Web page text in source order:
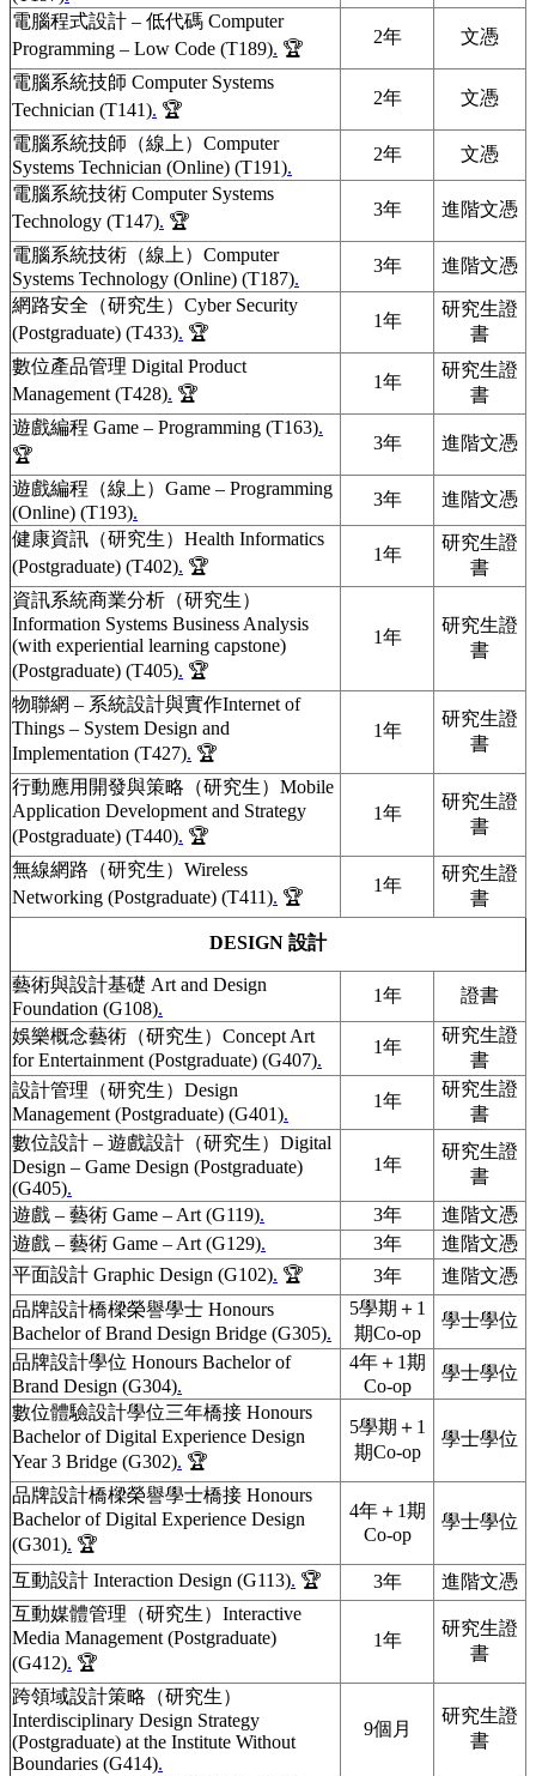
電腦程式設計 – 低代碼 Computer
Programming – Low Code (T189). 🏆
2年 文憑
電腦系統技師 Computer Systems
Technician (T141). 🏆
2年 文憑
電腦系統技師（線上）Computer
Systems Technician (Online) (T191).
2年
文憑
電腦系統技術 Computer Systems
Technology (T147). 🏆
3年 進階文憑
電腦系統技術（線上）Computer
Systems Technology (Online) (T187).
3年
進階文憑
網路安全（研究生）Cyber Security
(Postgraduate) (T433). 🏆
1年
研究生證
書
數位產品管理 Digital Product
Management (T428). 🏆
1年
研究生證
書
遊戲編程 Game – Programming (T163).
🏆
3年 進階文憑
遊戲編程（線上）Game – Programming
(Online) (T193).
3年
進階文憑
健康資訊（研究生）Health Informatics
(Postgraduate) (T402). 🏆
1年
研究生證
書
資訊系統商業分析（研究生）
Information Systems Business Analysis
(with experiential learning capstone)
(Postgraduate) (T405). 🏆
1年
研究生證
書
物聯網 – 系統設計與實作Internet of
Things – System Design and
Implementation (T427). 🏆
1年
研究生證
書
行動應用開發與策略（研究生）Mobile
Application Development and Strategy
(Postgraduate) (T440). 🏆
1年
研究生證
書
無線網路（研究生）Wireless
Networking (Postgraduate) (T411). 🏆
1年
研究生證
書
DESIGN 設計
藝術與設計基礎 Art and Design
Foundation (G108).
1年
證書
娛樂概念藝術（研究生）Concept Art
for Entertainment (Postgraduate) (G407).
1年
研究生證
書
設計管理（研究生）Design
Management (Postgraduate) (G401).
1年
研究生證
書
數位設計 – 遊戲設計（研究生）Digital
Design – Game Design (Postgraduate)
(G405).
1年
研究生證
書
遊戲 – 藝術 Game – Art (G119). 3年
進階文憑
遊戲 – 藝術 Game – Art (G129). 3年
進階文憑
平面設計 Graphic Design (G102). 🏆 3年
進階文憑
品牌設計橋樑榮譽學士 Honours
Bachelor of Brand Design Bridge (G305).
5學期＋1
期Co-op
學士學位
品牌設計學位 Honours Bachelor of
Brand Design (G304).
4年＋1期
Co-op
學士學位
數位體驗設計學位三年橋接 Honours
Bachelor of Digital Experience Design
Year 3 Bridge (G302). 🏆
5學期＋1
期Co-op
學士學位
品牌設計橋樑榮譽學士橋接 Honours
Bachelor of Digital Experience Design
(G301). 🏆
4年＋1期
Co-op
學士學位
互動設計 Interaction Design (G113). 🏆 3年
進階文憑
互動媒體管理（研究生）Interactive
Media Management (Postgraduate)
(G412). 🏆
1年
研究生證
書
跨領域設計策略（研究生）
Interdisciplinary Design Strategy
(Postgraduate) at the Institute Without
Boundaries (G414).
9個月
研究生證
書